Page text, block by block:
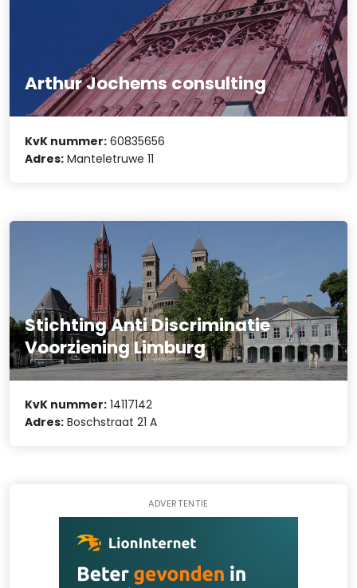
Arthur Jochems consulting
KvK nummer: 60835656
Adres: Manteletruwe 11
Stichting Anti Discriminatie
Voorziening Limburg
KvK nummer: 14117142
Adres: Boschstraat 21 A
ADVERTENTIE